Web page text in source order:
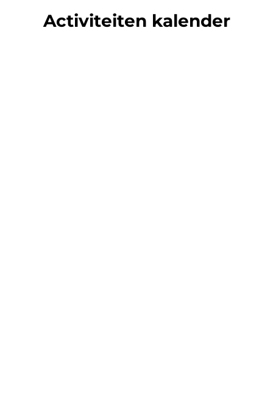
Activiteiten kalender